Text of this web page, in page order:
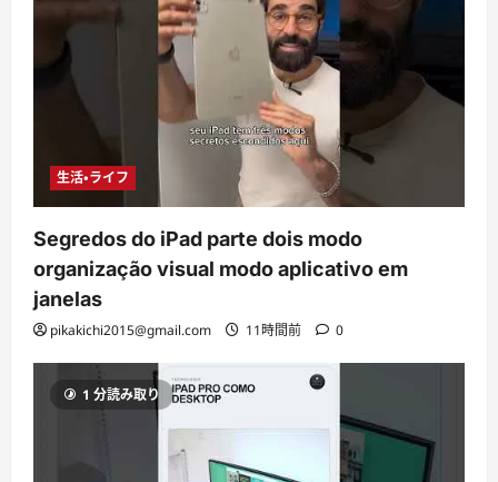
生活・ライフ
Segredos do iPad parte dois modo
organização visual modo aplicativo em
janelas
pikakichi2015@gmail.com 11時間前 0
1 分読み取り